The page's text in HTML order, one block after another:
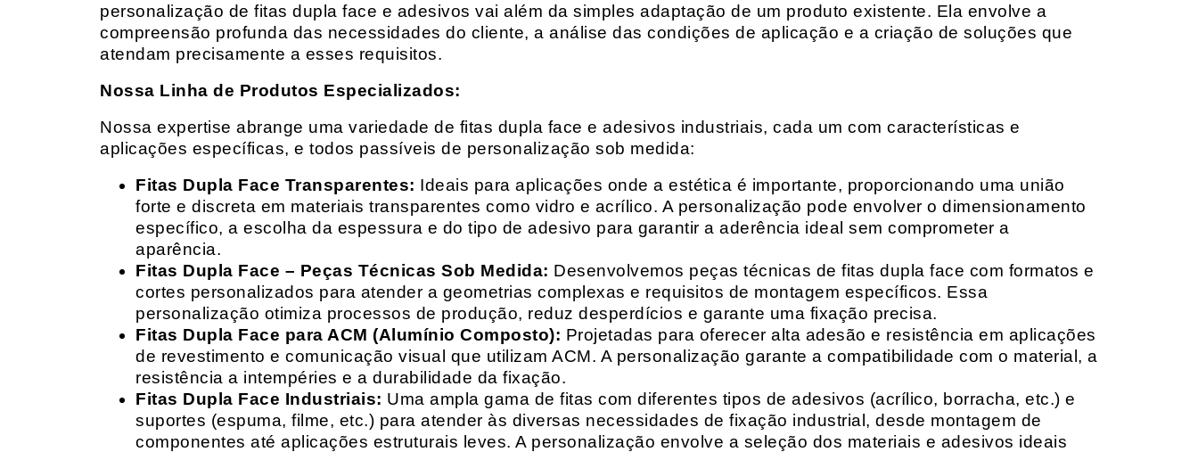
personalização de fitas dupla face e adesivos vai além da simples adaptação de um produto existente. Ela envolve a
compreensão profunda das necessidades do cliente, a análise das condições de aplicação e a criação de soluções que
atendam precisamente a esses requisitos.
Nossa Linha de Produtos Especializados:
Nossa expertise abrange uma variedade de fitas dupla face e adesivos industriais, cada um com características e
aplicações específicas, e todos passíveis de personalização sob medida:
Fitas Dupla Face Transparentes: Ideais para aplicações onde a estética é importante, proporcionando uma união
forte e discreta em materiais transparentes como vidro e acrílico. A personalização pode envolver o dimensionamento
específico, a escolha da espessura e do tipo de adesivo para garantir a aderência ideal sem comprometer a
aparência.
Fitas Dupla Face – Peças Técnicas Sob Medida: Desenvolvemos peças técnicas de fitas dupla face com formatos e
cortes personalizados para atender a geometrias complexas e requisitos de montagem específicos. Essa
personalização otimiza processos de produção, reduz desperdícios e garante uma fixação precisa.
Fitas Dupla Face para ACM (Alumínio Composto): Projetadas para oferecer alta adesão e resistência em aplicações
de revestimento e comunicação visual que utilizam ACM. A personalização garante a compatibilidade com o material, a
resistência a intempéries e a durabilidade da fixação.
Fitas Dupla Face Industriais: Uma ampla gama de fitas com diferentes tipos de adesivos (acrílico, borracha, etc.) e
suportes (espuma, filme, etc.) para atender às diversas necessidades de fixação industrial, desde montagem de
componentes até aplicações estruturais leves. A personalização envolve a seleção dos materiais e adesivos ideais